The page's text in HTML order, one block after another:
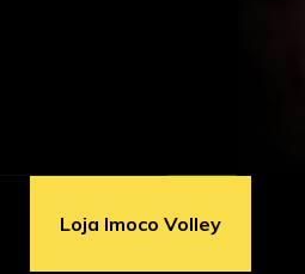
Loja Imoco Volley